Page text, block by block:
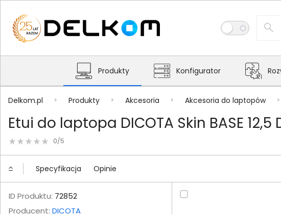
Produkty Konfigurator
Delkom.pl Produkty Akcesoria Akcesoria do laptopów
Etui do laptopa DICOTA Skin BASE 12,5
0/5
Specyfikacja Opinie
ID Produktu: 72852
Producent: DICOTA